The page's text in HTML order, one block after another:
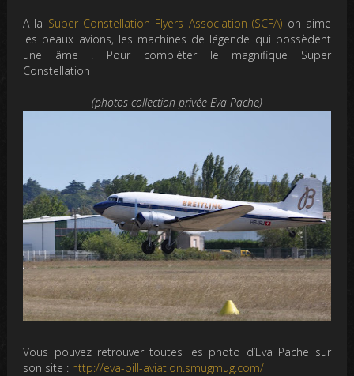
A la Super Constellation Flyers Association (SCFA) on aime
les beaux avions, les machines de légende qui possèdent
une âme ! Pour compléter le magnifique Super
Constellation
(photos collection privée Eva Pache)
Vous pouvez retrouver toutes les photo d’Eva Pache sur
son site : http://eva-bill-aviation.smugmug.com/